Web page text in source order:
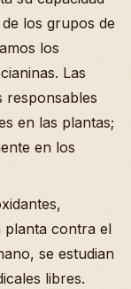
los grupos de
los
Las
responsables
en las plantas;
en los
planta contra el
se estudian
libres.